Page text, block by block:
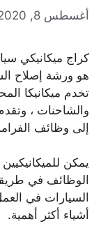
أغسطس 8, 2020
كراج ميكانيكي
هو ورشة إصلاح
تخدم ميكانيكا
والشاحنات ،
إلى وظائف
يمكن
الوظائف في
السيارات في
أشياء أكثر أهمية.